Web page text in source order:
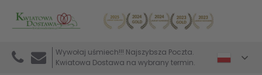
Kwiaciarnia internetowa Kwiatowa Dostawa
Wywołaj uśmiech!!! Najszybsza Poczta.
Kwiatowa Dostawa na wybrany termin.